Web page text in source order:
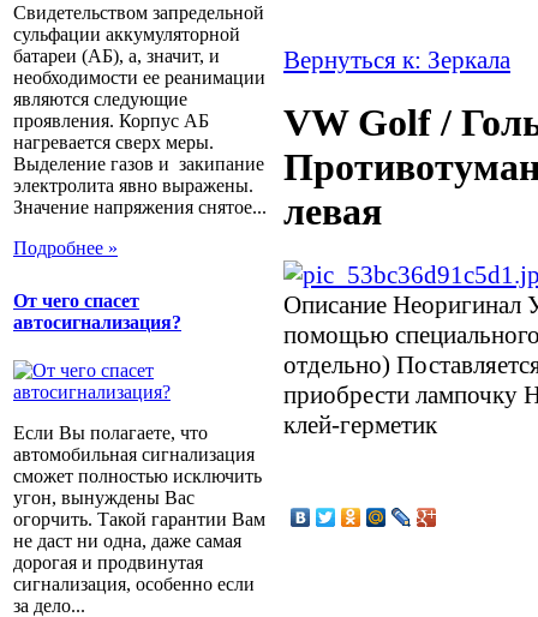
Свидетельством запредельной
сульфации аккумуляторной
батареи (АБ), а, значит, и
необходимости ее реанимации
являются следующие
проявления. Корпус АБ
нагревается сверх меры.
Выделение газов и закипание
электролита явно выражены.
Значение напряжения снятое...
Подробнее »
От чего спасет
автосигнализация?
Если Вы полагаете, что
автомобильная сигнализация
сможет полностью исключить
угон, вынуждены Вас
огорчить. Такой гарантии Вам
не даст ни одна, даже самая
дорогая и продвинутая
сигнализация, особенно если
за дело...
Вернуться к: Зеркала
VW Golf /
левая
Описание Неоригинал
помощью
отдельно)
приобрести лампочку
клей-герметик